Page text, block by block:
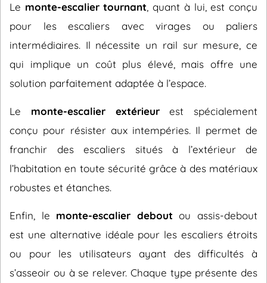
Le monte-escalier tournant , quant à lui, est conçu
pour les escaliers avec virages ou paliers
intermédiaires. Il nécessite un rail sur mesure, ce
qui implique un coût plus élevé, mais offre une
solution parfaitement adaptée à l’espace.
Le monte-escalier extérieurest spécialement
conçu pour résister aux intempéries. Il permet de
franchir des escaliers situés à l’extérieur de
l’habitation en toute sécurité grâce à des matériaux
robustes et étanches.
Enfin, le monte-escalier debout ou assis-debout
est une alternative idéale pour les escaliers étroits
ou pour les utilisateurs ayant des difficultés à
s’asseoir ou à se relever. Chaque type présente des